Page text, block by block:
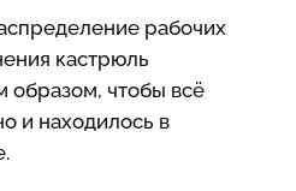
рабочих
кастрюль
образом, чтобы всё
и находилось в